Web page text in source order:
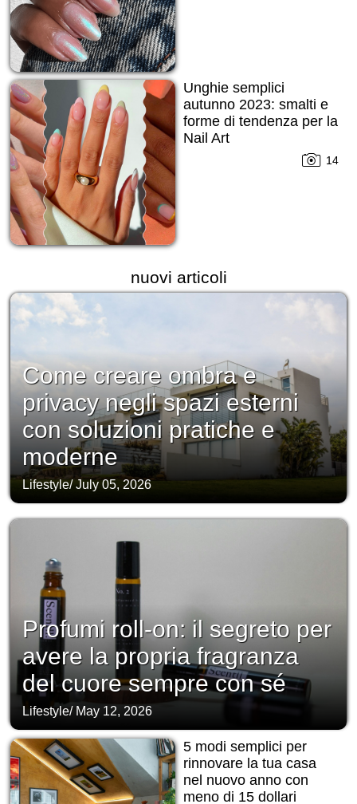
Unghie semplici
autunno 2023: smalti e
forme di tendenza per la
Nail Art
14
nuovi articoli
Come creare ombra e
privacy negli spazi esterni
con soluzioni pratiche e
moderne
Lifestyle/July 05, 2026
Profumi roll-on: il segreto per
avere la propria fragranza
del cuore sempre con sé
Lifestyle/ May 12, 2026
5 modi semplici per
rinnovare la tua casa
nel nuovo anno con
meno di 15 dollari